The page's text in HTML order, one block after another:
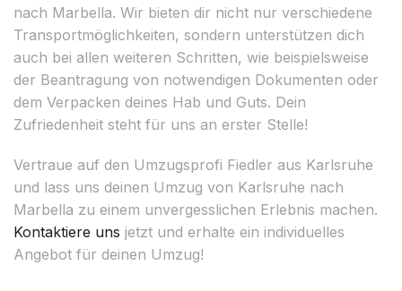
nach Marbella. Wir bieten dir nicht nur verschiedene
Transportmöglichkeiten, sondern unterstützen dich
auch bei allen weiteren Schritten, wie beispielsweise
der Beantragung von notwendigen Dokumenten oder
dem Verpacken deines Hab und Guts. Dein
Zufriedenheit steht für uns an erster Stelle!
Vertraue auf den Umzugsprofi Fiedler aus Karlsruhe
und lass uns deinen Umzug von Karlsruhe nach
Marbella zu einem unvergesslichen Erlebnis machen.
Kontaktiere uns jetzt und erhalte ein individuelles
Angebot für deinen Umzug!